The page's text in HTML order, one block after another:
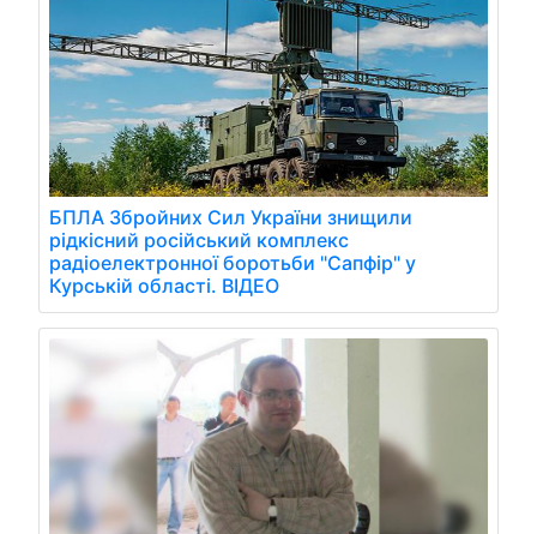
БПЛА Збройних Сил України знищили
рідкісний російський комплекс
радіоелектронної боротьби "Сапфір" у
Курській області. ВІДЕО